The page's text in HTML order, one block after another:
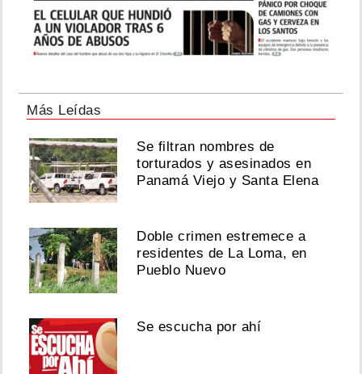
Más Leídas
Se filtran nombres de
torturados y asesinados en
Panamá Viejo y Santa Elena
Doble crimen estremece a
residentes de La Loma, en
Pueblo Nuevo
Se escucha por ahí